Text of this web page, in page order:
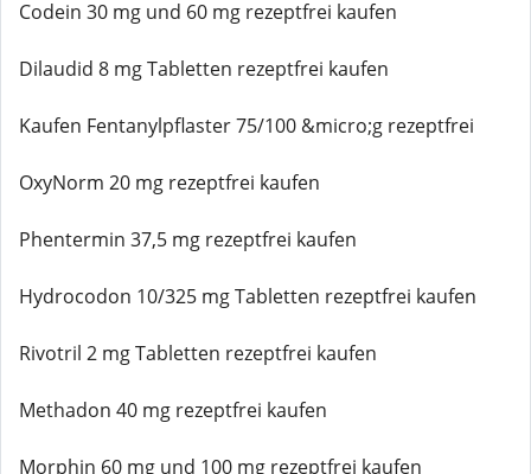
Codein 30 mg und 60 mg rezeptfrei kaufen
Dilaudid 8 mg Tabletten rezeptfrei kaufen
Kaufen Fentanylpflaster 75/100 &micro;g rezeptfrei
OxyNorm 20 mg rezeptfrei kaufen
Phentermin 37,5 mg rezeptfrei kaufen
Hydrocodon 10/325 mg Tabletten rezeptfrei kaufen
Rivotril 2 mg Tabletten rezeptfrei kaufen
Methadon 40 mg rezeptfrei kaufen
Morphin 60 mg und 100 mg rezeptfrei kaufen